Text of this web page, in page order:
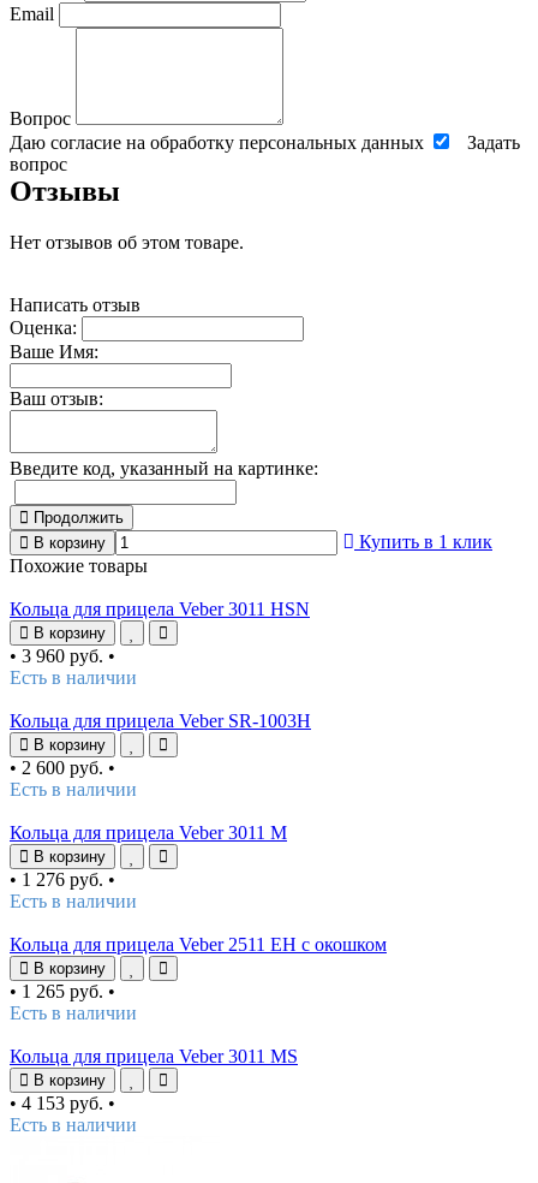
Email
Вопрос
Даю согласие на обработку персональных данных
Задать
вопрос
Отзывы
Нет отзывов об этом товаре.
Написать отзыв
Оценка:
Ваше Имя:
Ваш отзыв:
Введите код, указанный на картинке:
Продолжить
В корзину
Купить в 1 клик
Похожие товары
Кольца для прицела Veber 3011 HSN
В корзину
• 3 960 руб. •
Есть в наличии
Кольца для прицела Veber SR-1003H
В корзину
• 2 600 руб. •
Есть в наличии
Кольца для прицела Veber 3011 M
В корзину
• 1 276 руб. •
Есть в наличии
Кольца для прицела Veber 2511 EH с окошком
В корзину
• 1 265 руб. •
Есть в наличии
Кольца для прицела Veber 3011 MS
В корзину
• 4 153 руб. •
Есть в наличии